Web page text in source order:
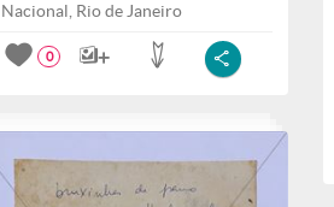
Nacional, Rio de Janeiro
0